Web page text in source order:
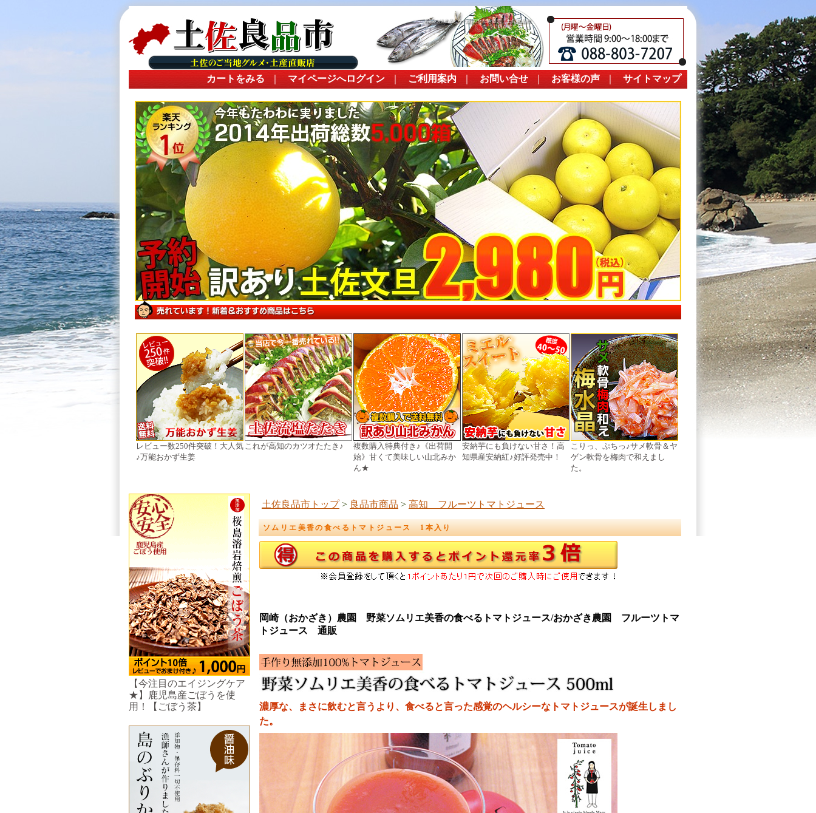
高知の特産品・かつおのたたき販売 土佐良品市
カートをみる マイページへログイン ご利用案内 お問い合せ お客様の声 サイトマップ
レビュー数250件突破！大人気
♪万能おかず生姜
これが高知のカツオたたき♪
複数購入特典付き♪《出荷開
始》甘くて美味しい山北みか
ん★
安納芋にも負けない甘さ！高
知県産安納紅♪好評発売中！
こりっ、ぷちっ♪サメ軟骨＆ヤ
ゲン軟骨を梅肉で和えまし
た。
【今注目のエイジングケア
★】鹿児島産ごぼうを使
用！【ごぼう茶】
土佐良品市トップ> 良品市商品 > 高知 フルーツトマトジュース
ソムリエ美香の食べるトマトジュース 1本入り
岡崎（おかざき）農園 野菜ソムリエ美香の食べるトマトジュース/おかざき農園 フルーツトマ
トジュース 通販
濃厚な、まさに飲むと言うより、食べると言った感覚のヘルシーなトマトジュースが誕生しまし
た。